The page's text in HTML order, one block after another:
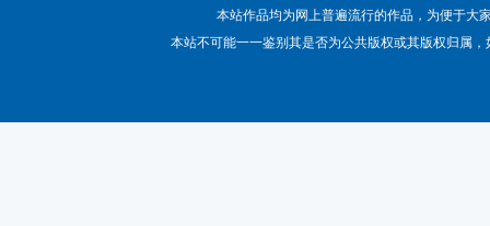
本站作品均为网上普遍流行的作品，为便于大
本站不可能一一鉴别其是否为公共版权或其版权归属